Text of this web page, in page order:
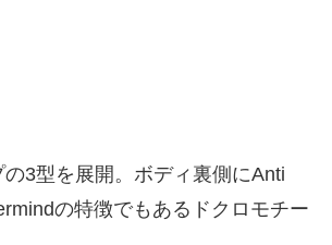
3型を展開。ボディ裏側にAnti
の特徴でもあるドクロモチー